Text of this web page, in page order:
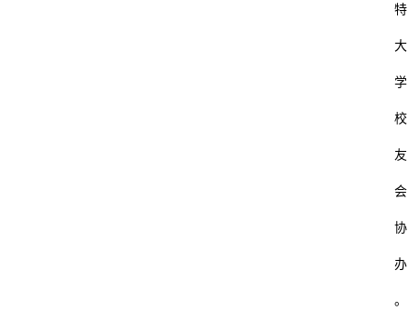
特
大
学
校
友
会
协
办
。